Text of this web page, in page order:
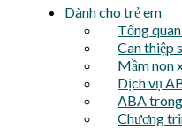
Dành cho trẻ em
Tổng
Can thiệp
Mầm non
Dịch vụ
ABA
Chương